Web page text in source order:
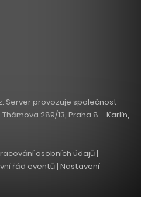
Server provozuje společnost
289/13, Praha 8 – Karlín,
osobních údajů|
řád eventů | Nastavení